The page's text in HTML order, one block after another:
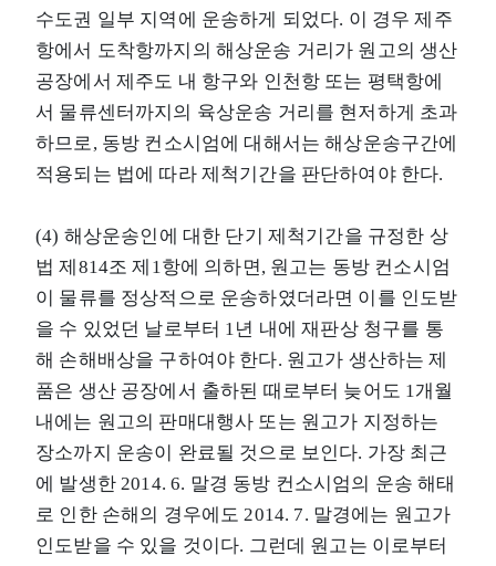
수도권 일부 지역에 운송하게 되었다. 이 경우 제주
항에서 도착항까지의 해상운송 거리가 원고의 생산
공장에서 제주도 내 항구와 인천항 또는 평택항에
서 물류센터까지의 육상운송 거리를 현저하게 초과
하므로, 동방 컨소시엄에 대해서는 해상운송구간에
적용되는 법에 따라 제척기간을 판단하여야 한다.
(4) 해상운송인에 대한 단기 제척기간을 규정한 상
법 제814조 제1항에 의하면, 원고는 동방 컨소시엄
이 물류를 정상적으로 운송하였더라면 이를 인도받
을 수 있었던 날로부터 1년 내에 재판상 청구를 통
해 손해배상을 구하여야 한다. 원고가 생산하는 제
품은 생산 공장에서 출하된 때로부터 늦어도 1개월
내에는 원고의 판매대행사 또는 원고가 지정하는
장소까지 운송이 완료될 것으로 보인다. 가장 최근
에 발생한 2014. 6. 말경 동방 컨소시엄의 운송 해태
로 인한 손해의 경우에도 2014. 7. 말경에는 원고가
인도받을 수 있을 것이다. 그런데 원고는 이로부터